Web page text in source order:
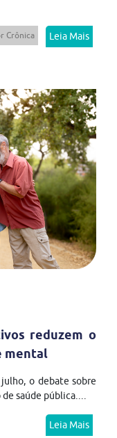
Crônica Leia Mais
reduzem o
mental
o debate sobre
saúde pública....
Leia Mais